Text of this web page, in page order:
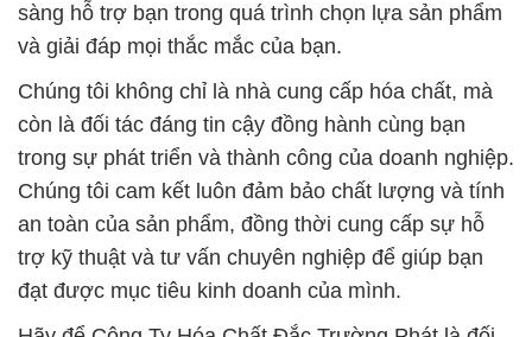
sàng hỗ trợ bạn trong quá trình chọn lựa sản phẩm
và giải đáp mọi thắc mắc của bạn.
Chúng tôi không chỉ là nhà cung cấp hóa chất, mà
còn là đối tác đáng tin cậy đồng hành cùng bạn
trong sự phát triển và thành công của doanh nghiệp.
Chúng tôi cam kết luôn đảm bảo chất lượng và tính
an toàn của sản phẩm, đồng thời cung cấp sự hỗ
trợ kỹ thuật và tư vấn chuyên nghiệp để giúp bạn
đạt được mục tiêu kinh doanh của mình.